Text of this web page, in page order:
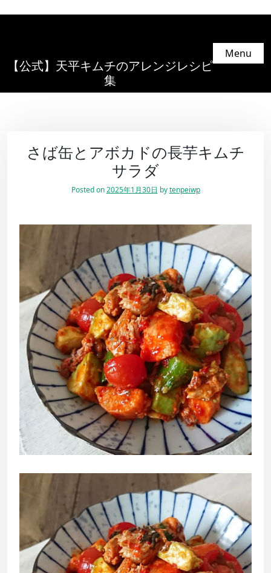
【公式】天平キムチのアレンジレシピ
集
Menu
さば缶とアボカドの長芋キムチ
サラダ
Posted on2025年1月30日 bytenpeiwp